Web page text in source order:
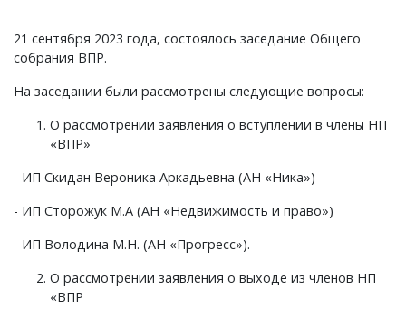
21 сентября 2023 года, состоялось заседание Общего
собрания ВПР.
На заседании были рассмотрены следующие вопросы:
О рассмотрении заявления о вступлении в члены НП
«ВПР»
- ИП Скидан Вероника Аркадьевна (АН «Ника»)
- ИП Сторожук М.А (АН «Недвижимость и право»)
- ИП Володина М.Н. (АН «Прогресс»).
О рассмотрении заявления о выходе из членов НП
«ВПР